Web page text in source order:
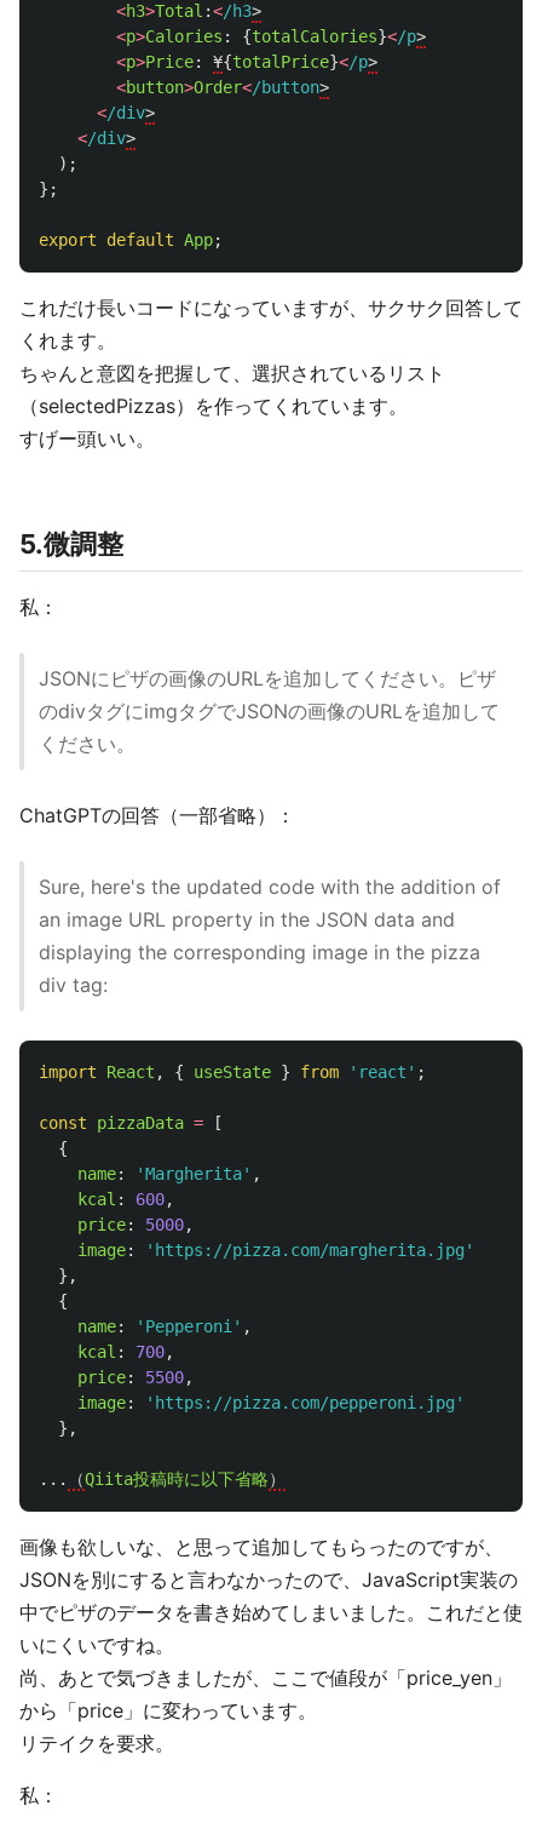
<h3>Total :</h3
<p>Calories : {totalCalories}</p
<p>Price: ¥{totalPrice}</p
<button>Order</button
</div
</div
);
};
export default App;
これだけ長いコードになっていますが、サクサク回答して
くれます。
ちゃんと意図を把握して、選択されているリスト
（selectedPizzas）を作ってくれています。
すげー頭いい。
5.微調整
私：
JSONにピザの画像のURLを追加してください。ピザ
のdivタグにimgタグでJSONの画像のURLを追加して
ください。
ChatGPTの回答（一部省略）：
Sure, here's the updated code with the addition of
an image URL property in the JSON data and
displaying the corresponding image in the pizza
div tag:
import React , { useState } from ' react ' ;
const pizzaData =
[
{
name: 'Margherita' ,
kcal : 600,
price: 5000,
image: ' https://pizza.com/margherita.jpg '
},
{
name: ' Pepperoni ' ,
kcal : 700,
price: 5500,
image: ' https://pizza.com/pepperoni.jpg '
},
... （Qiita投稿時に以下省略）
画像も欲しいな、と思って追加してもらったのですが、
JSONを別にすると言わなかったので、JavaScript実装の
中でピザのデータを書き始めてしまいました。これだと使
いにくいですね。
尚、あとで気づきましたが、ここで値段が「price_yen」
から「price」に変わっています。
リテイクを要求。
私：